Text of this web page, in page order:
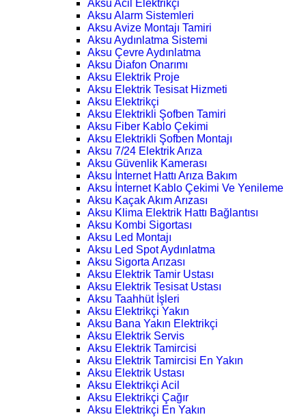
Aksu Acil Elektrikçi
Aksu Alarm Sistemleri
Aksu Avize Montajı Tamiri
Aksu Aydınlatma Sistemi
Aksu Çevre Aydınlatma
Aksu Diafon Onarımı
Aksu Elektrik Proje
Aksu Elektrik Tesisat Hizmeti
Aksu Elektrikçi
Aksu Elektrikli Şofben Tamiri
Aksu Fiber Kablo Çekimi
Aksu Elektrikli Şofben Montajı
Aksu 7/24 Elektrik Arıza
Aksu Güvenlik Kamerası
Aksu İnternet Hattı Arıza Bakım
Aksu İnternet Kablo Çekimi Ve Yenileme
Aksu Kaçak Akım Arızası
Aksu Klima Elektrik Hattı Bağlantısı
Aksu Kombi Sigortası
Aksu Led Montajı
Aksu Led Spot Aydınlatma
Aksu Sigorta Arızası
Aksu Elektrik Tamir Ustası
Aksu Elektrik Tesisat Ustası
Aksu Taahhüt İşleri
Aksu Elektrikçi Yakın
Aksu Bana Yakın Elektrikçi
Aksu Elektrik Servis
Aksu Elektrik Tamircisi
Aksu Elektrik Tamircisi En Yakın
Aksu Elektrik Ustası
Aksu Elektrikçi Acil
Aksu Elektrikçi Çağır
Aksu Elektrikçi En Yakın